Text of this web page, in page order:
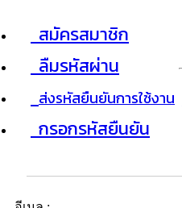
สมัครสมาชิก
ลืมรหัสผ่าน
ส่งรหัสยืนยันการใช้งาน
กรอกรหัสยืนยัน